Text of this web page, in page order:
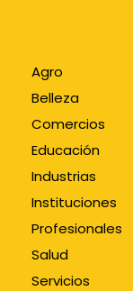
Agro
Belleza
Comercios
Educación
Industrias
Instituciones
Profesionales
Salud
Servicios